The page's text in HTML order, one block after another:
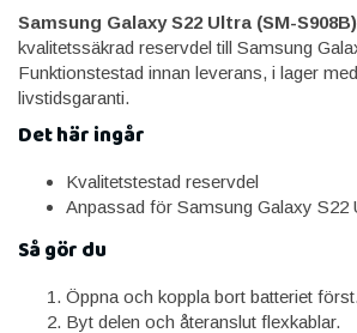
Samsung Galaxy S22 Ultra (SM-
kvalitetssäkrad reservdel till Samsung
Funktionstestad innan leverans, i lager
livstidsgaranti.
Det här ingår
Kvalitetstestad reservdel
Anpassad för Samsung Galaxy S22
Så gör du
Öppna och koppla bort batteriet först.
Byt delen och återanslut flexkablar.